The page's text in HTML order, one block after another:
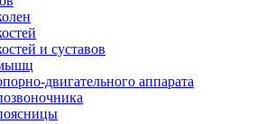
и суставов
двигательного аппарата